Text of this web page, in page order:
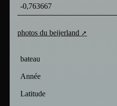
-0,763667
photos du beijerland
bateau
Année
Latitude